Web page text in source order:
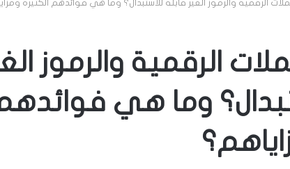
الرقمية والرموز الغير قابلة للاستبدال؟ وما هي فوائدهم الكثيرة
الرقمية والرموز
وما هي